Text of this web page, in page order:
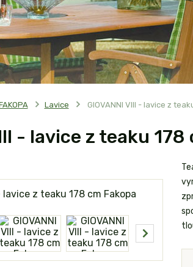
Lavice GIOVANNI VIII - lavice z
- lavice z teaku 178